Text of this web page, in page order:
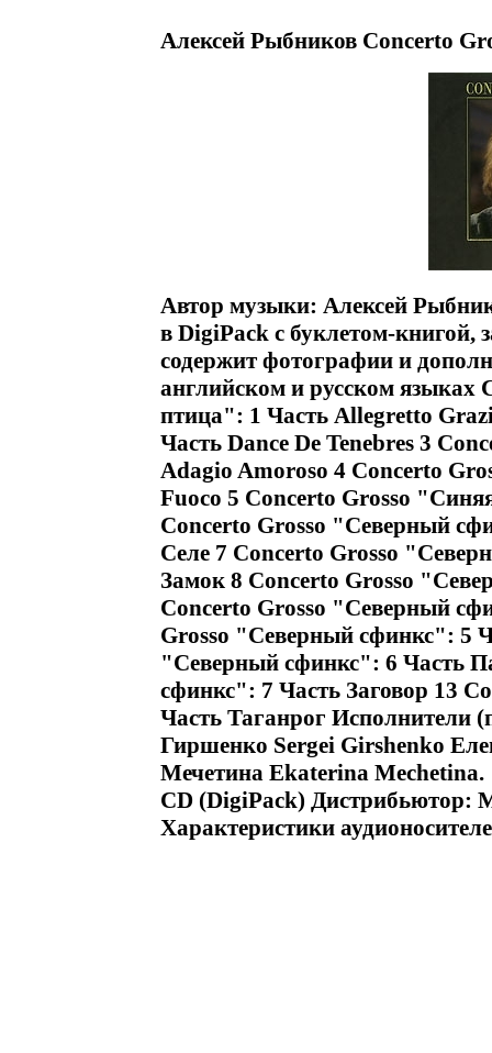
Алексей Рыбников Concerto
Автор музыки: Алексей
в DigiPack с буклетом-книгой,
содержит фотографии и
английском и русском языках
птица": 1 Часть Allegretto
Часть Dance De Tenebres 3
Adagio Amoroso 4 Concerto
Fuoco 5 Concerto Grosso
Concerto Grosso "Северный
Селе 7 Concerto Grosso
Замок 8 Concerto Grosso
Concerto Grosso "Северный
Grosso "Северный сфинкс": 5
"Северный сфинкс": 6 Часть
сфинкс": 7 Часть Заговор 13
Часть Таганрог Исполнители
Гиршенко Sergei Girshenko
Мечетина Ekaterina
CD (DigiPack) Дистрибьютор:
Характеристики